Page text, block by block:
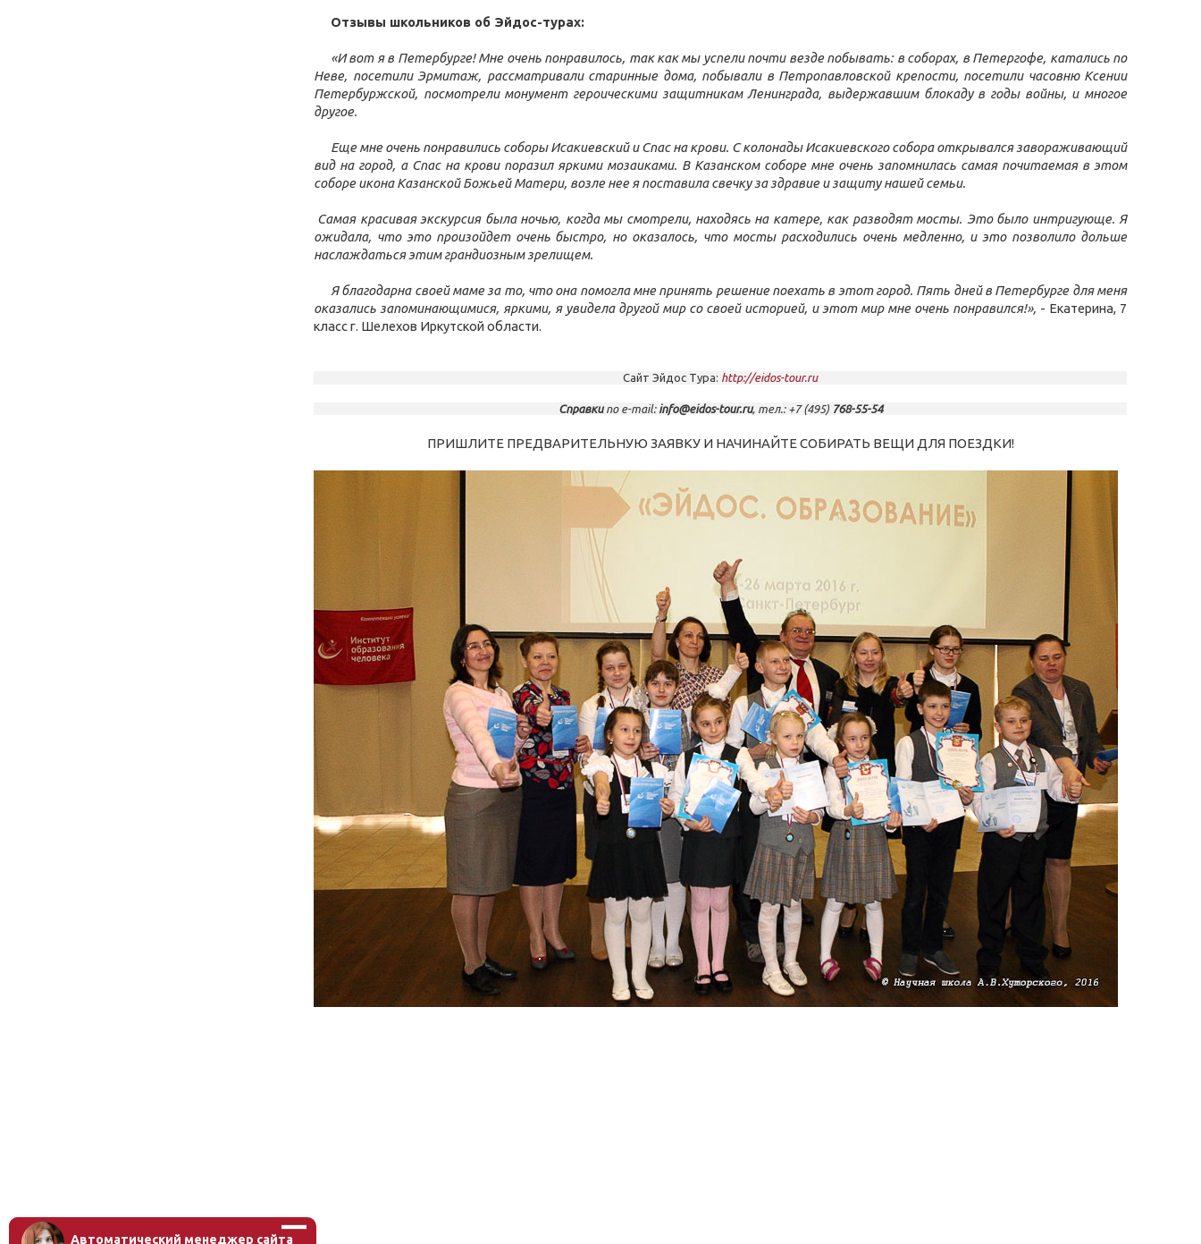
Отзывы школьников об Эйдос-турах:
«И вот я в Петербурге! Мне очень понравилось, так как мы успели почти везде побывать: в соборах, в Петергофе, катались по
Неве, посетили Эрмитаж, рассматривали старинные дома, побывали в Петропавловской крепости, посетили часовню Ксении
Петербуржской, посмотрели монумент героическими защитникам Ленинграда, выдержавшим блокаду в годы войны, и многое
другое.
Еще мне очень понравились соборы Исакиевский и Спас на крови. С колонады Исакиевского собора открывался завораживающий
вид на город, а Спас на крови поразил яркими мозаиками. В Казанском соборе мне очень запомнилась самая почитаемая в этом
соборе икона Казанской Божьей Матери, возле нее я поставила свечку за здравие и защиту нашей семьи.
Cамая красивая экскурсия была ночью, когда мы смотрели, находясь на катере, как разводят мосты. Это было интригующе. Я
ожидала, что это произойдет очень быстро, но оказалось, что мосты расходились очень медленно, и это позволило дольше
наслаждаться этим грандиозным зрелищем.
Я благодарна своей маме за то, что она помогла мне принять решение поехать в этот город. Пять дней в Петербурге для меня
оказались запоминающимися, яркими, я увидела другой мир со своей историей, и этот мир мне очень понравился!», - Екатерина, 7
класс г. Шелехов Иркутской области.
Сайт Эйдос Тура: http://eidos-tour.ru
Справкипо e-mail: info@eidos-tour.ru, тел.: +7 (495) 768-55-54
ПРИШЛИТЕ ПРЕДВАРИТЕЛЬНУЮ ЗАЯВКУ И НАЧИНАЙТЕ СОБИРАТЬ ВЕЩИ ДЛЯ ПОЕЗДКИ!
Автоматический менеджер сайта